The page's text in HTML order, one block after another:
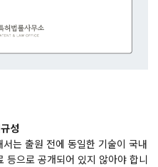
성
는 출원 전에 동일한 기술이 국내
등으로 공개되어 있지 않아야 합니